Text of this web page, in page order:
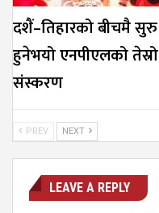
दशैं–तिहारको बीचमै सुरु
हुनेभयो एनपीएलको तेस्रो
संस्करण
PREV NEXT
LEAVE A REPLY